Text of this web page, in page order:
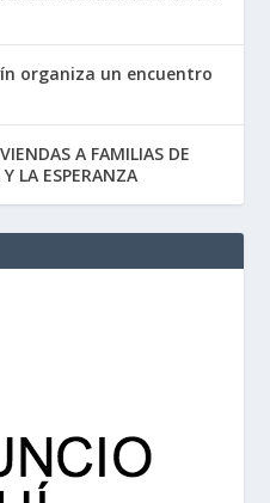
organiza un encuentro
A FAMILIAS DE
LA ESPERANZA